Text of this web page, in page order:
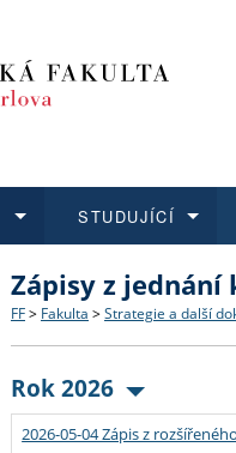
Struktura a historie
Strategie a další
Podpora a benefity pro
Co studovat a jak se
Učitelské studijní
Informace k průběhu
STUDUJÍCÍ
Bakalářské a magisterské
Doktorské studium
Rigorózní řízení
O vědě a výzkumu na FF
Akademické kvalifikace
Granty a projekty
Aktuální nabídky a
Vyjíždějící studenti
Přijíždějící studenti
Zápisy z jednání
FF > Fakulta > Strategie a další
Rok 2026
2026-05-04 Zápis z